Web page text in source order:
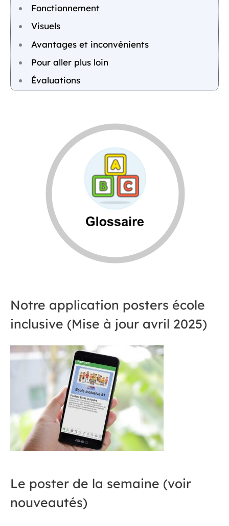
Fonctionnement
Visuels
Avantages et inconvénients
Pour aller plus loin
Évaluations
Notre application posters école
inclusive (Mise à jour avril 2025)
Le poster de la semaine (voir
nouveautés)